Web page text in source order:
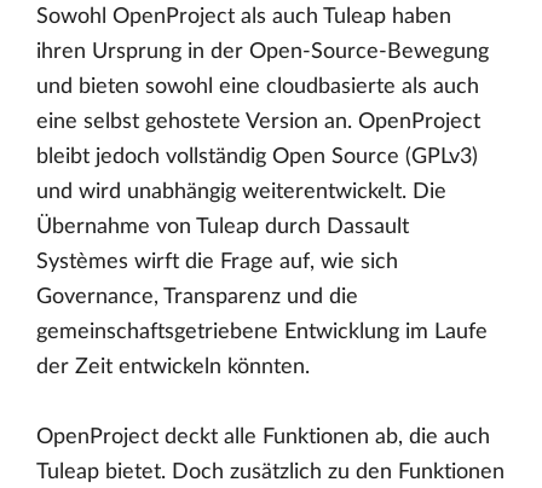
Sowohl OpenProject als auch Tuleap haben
ihren Ursprung in der Open-Source-Bewegung
und bieten sowohl eine cloudbasierte als auch
eine selbst gehostete Version an. OpenProject
bleibt jedoch vollständig Open Source (GPLv3)
und wird unabhängig weiterentwickelt. Die
Übernahme von Tuleap durch Dassault
Systèmes wirft die Frage auf, wie sich
Governance, Transparenz und die
gemeinschaftsgetriebene Entwicklung im Laufe
der Zeit entwickeln könnten.
OpenProject deckt alle Funktionen ab, die auch
Tuleap bietet. Doch zusätzlich zu den Funktionen